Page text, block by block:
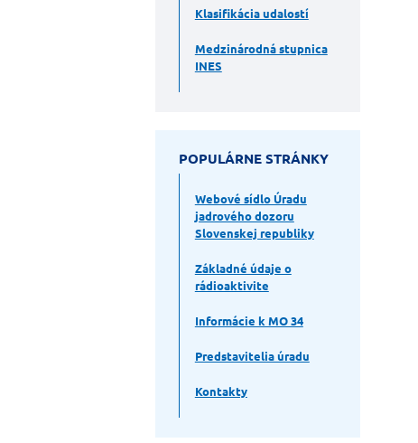
Klasifikácia udalostí
Medzinárodná stupnica
INES
POPULÁRNE STRÁNKY
Webové sídlo Úradu
jadrového dozoru
Slovenskej republiky
Základné údaje o
rádioaktivite
Informácie k MO 34
Predstavitelia úradu
Kontakty